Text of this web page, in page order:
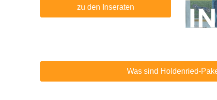
zu den Inseraten
Was sind Holdenried-